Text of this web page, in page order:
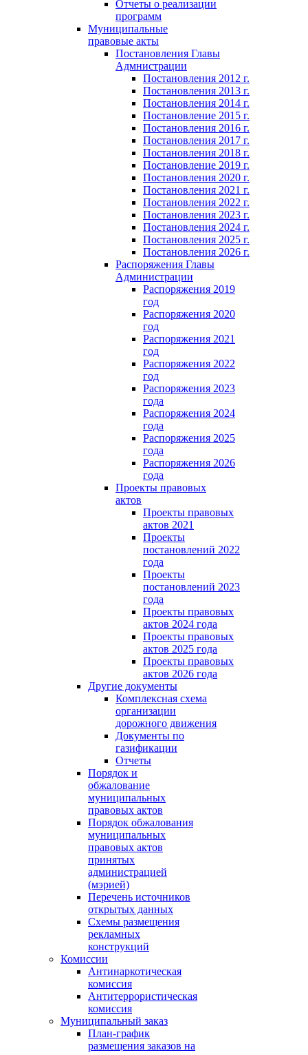
Отчеты о реализации
программ
Муниципальные
правовые акты
Постановления Главы
Адмнистрации
Постановления 2012 г.
Постановления 2013 г.
Постановления 2014 г.
Постановление 2015 г.
Постановления 2016 г.
Постановления 2017 г.
Постановления 2018 г.
Постановление 2019 г.
Постановления 2020 г.
Постановления 2021 г.
Постановления 2022 г.
Постановления 2023 г.
Постановления 2024 г.
Постановления 2025 г.
Постановления 2026 г.
Распоряжения Главы
Администрации
Распоряжения 2019
год
Распоряжения 2020
год
Распоряжения 2021
год
Распоряжения 2022
год
Распоряжения 2023
года
Распоряжения 2024
года
Распоряжения 2025
года
Распоряжения 2026
года
Проекты правовых
актов
Проекты правовых
актов 2021
Проекты
постановлений 2022
года
Проекты
постановлений 2023
года
Проекты правовых
актов 2024 года
Проекты правовых
актов 2025 года
Проекты правовых
актов 2026 года
Другие документы
Комплексная схема
организации
дорожного движения
Документы по
газификации
Отчеты
Порядок и
обжалование
муниципальных
правовых актов
Порядок обжалования
муниципальных
правовых актов
принятых
администрацией
(мэрией)
Перечень источников
открытых данных
Схемы размещения
рекламных
конструкций
Комиссии
Антинаркотическая
комиссия
Антитеррористическая
комиссия
Муниципальный заказ
План-график
размещения заказов на